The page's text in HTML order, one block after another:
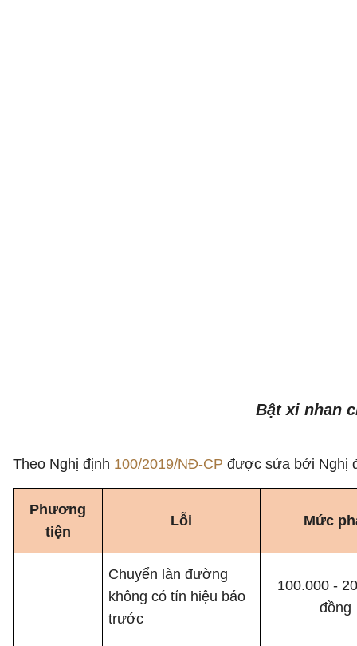
Bật xi nhan
Theo Nghị định 100/2019/NĐ-CP được sửa bởi Nghị
Phương
tiện
Lỗi Mức
Chuyển làn đường
không có tín hiệu báo
trước
100.000 -
đồng